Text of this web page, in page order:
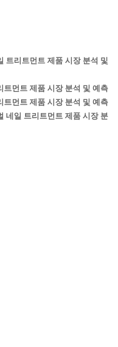
트리트먼트 제품 시장 분석 및
트먼트 제품 시장 분석 및 예측
트먼트 제품 시장 분석 및 예측
네일 트리트먼트 제품 시장 분